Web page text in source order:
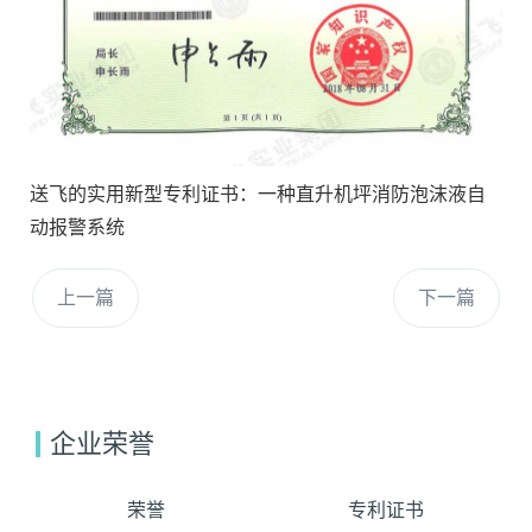
送飞的实用新型专利证书：一种直升机坪消防泡沫液自
动报警系统
上一篇 下一篇
企业荣誉
荣誉 专利证书